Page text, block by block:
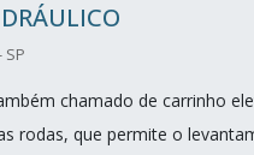
SP
chamado de carrinho
rodas, que permite o